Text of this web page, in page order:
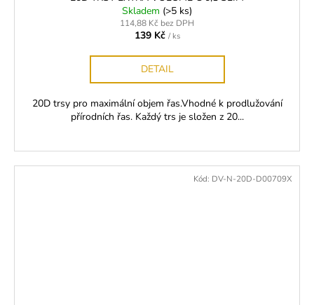
Skladem (>5 ks)
114,88 Kč bez DPH
139 Kč / ks
DETAIL
20D trsy pro maximální objem řas.Vhodné k prodlužování
přírodních řas. Každý trs je složen z 20...
Kód: DV-N-20D-D00709X